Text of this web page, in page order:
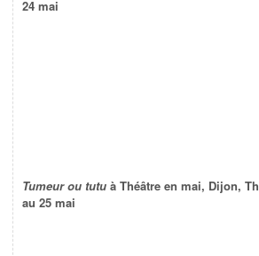
24 mai
Tumeur ou tutu à Théâtre en mai, Dijon,
au 25 mai